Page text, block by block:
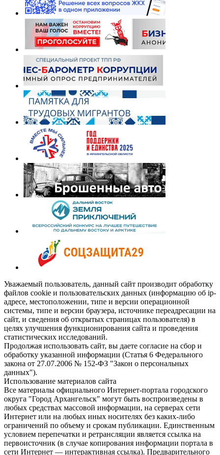
Уважаемый пользователь, данный сайт производит обработку
файлов cookie и пользовательских данных (информацию об ip-
адресе, местоположении, типе и версии операционной
системы, типе и версии браузера, источнике переадресации на
сайт, и сведения об открытых страницах пользователя) в
целях улучшения функционирования сайта и проведения
статистических исследований.
Продолжая использовать сайт, вы даете согласие на сбор и
обработку указанной информации (Статья 6 Федерального
закона от 27.07.2006 № 152-ФЗ "Закон о персональных
данных").
Использование материалов сайта
Все материалы официального Интернет-портала городского
округа "Город Архангельск" могут быть воспроизведены в
любых средствах массовой информации, на серверах сети
Интернет или на любых иных носителях без каких-либо
ограничений по объему и срокам публикации. Единственным
условием перепечатки и ретрансляции является ссылка на
первоисточник (в случае копирования информации портала в
сети Интернет — интерактивная ссылка). Предварительного